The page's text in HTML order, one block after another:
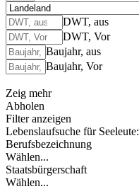
DWT, aus
DWT, Vor
Baujahr, aus
Baujahr, Vor
Zeig mehr
Abholen
Filter anzeigen
Lebenslaufsuche für Seeleute:
Berufsbezeichnung
Wählen...
Staatsbürgerschaft
Wählen...